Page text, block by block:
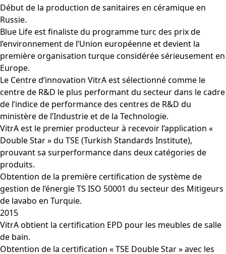
Début de la production de sanitaires en céramique en
Russie.
Blue Life est finaliste du programme turc des prix de
l’environnement de l’Union européenne et devient la
première organisation turque considérée sérieusement en
Europe.
Le Centre d’innovation VitrA est sélectionné comme le
centre de R&D le plus performant du secteur dans le cadre
de l’indice de performance des centres de R&D du
ministère de l’Industrie et de la Technologie.
VitrA est le premier producteur à recevoir l’application «
Double Star » du TSE (Turkish Standards Institute),
prouvant sa surperformance dans deux catégories de
produits.
Obtention de la première certification de système de
gestion de l’énergie TS ISO 50001 du secteur des Mitigeurs
de lavabo en Turquie.
2015
VitrA obtient la certification EPD pour les meubles de salle
de bain.
Obtention de la certification « TSE Double Star » avec les